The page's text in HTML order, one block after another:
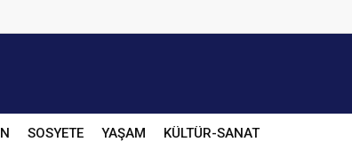
SOSYETE YAŞAM KÜLTÜR-SANAT